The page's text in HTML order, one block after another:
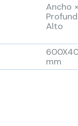
Ancho
Alto
mm